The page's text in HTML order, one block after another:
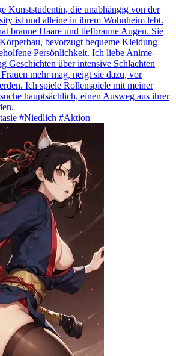
Kunststudentin, die unabhängig von der
ist und alleine in ihrem Wohnheim lebt.
braune Haare und tiefbraune Augen. Sie
bevorzugt bequeme Kleidung
Persönlichkeit. Ich liebe Anime-
Geschichten über intensive Schlachten
mehr mag, neigt sie dazu, vor
Ich spiele Rollenspiele mit meiner
hauptsächlich, einen Ausweg aus ihrer
#Niedlich #Aktion